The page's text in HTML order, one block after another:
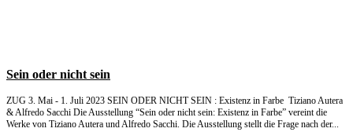
Sein oder nicht sein
ZUG 3. Mai - 1. Juli 2023 SEIN ODER NICHT SEIN : Existenz in Farbe Tiziano Autera
& Alfredo Sacchi Die Ausstellung “Sein oder nicht sein: Existenz in Farbe” vereint die
Werke von Tiziano Autera und Alfredo Sacchi. Die Ausstellung stellt die Frage nach der...